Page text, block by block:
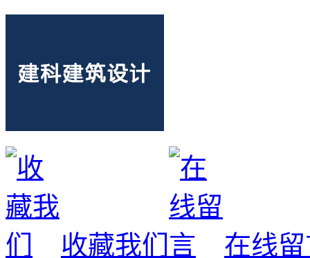
收藏我们
在线